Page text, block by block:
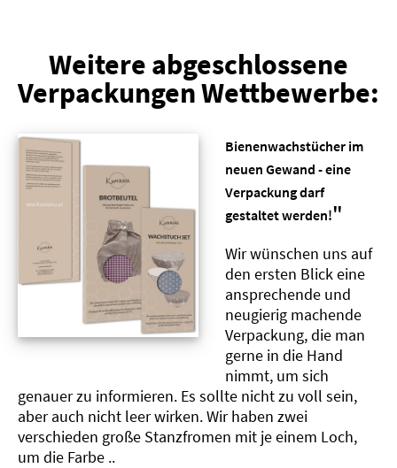
Weitere abgeschlossene
Verpackungen Wettbewerbe:
Bienenwachstücher im
neuen Gewand - eine
Verpackung darf
gestaltet werden!"
Wir wünschen uns auf
den ersten Blick eine
ansprechende und
neugierig machende
Verpackung, die man
gerne in die Hand
nimmt, um sich
genauer zu informieren. Es sollte nicht zu voll sein,
aber auch nicht leer wirken. Wir haben zwei
verschieden große Stanzfromen mit je einem Loch,
um die Farbe ..